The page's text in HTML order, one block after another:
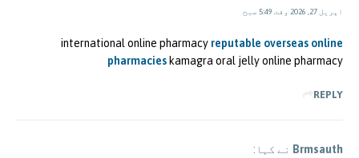
اپریل 27, 2026 وقت 5:49 صبح
international online pharmacy reputable overseas online
pharmacies kamagra oral jelly online pharmacy
REPLY
Brmsauth نے کہا: